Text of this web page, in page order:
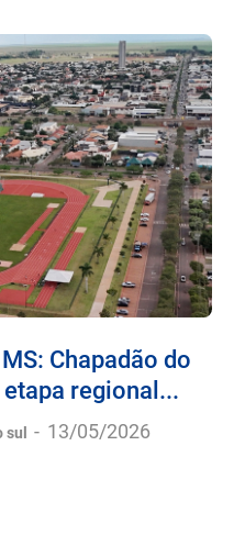
Chapadão do
regional...
- 13/05/2026